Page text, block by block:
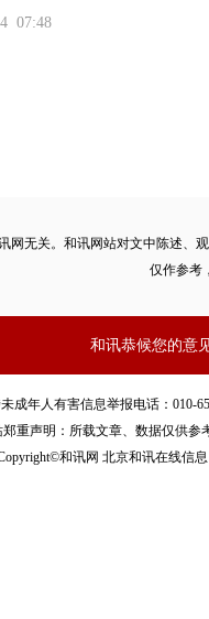
07:48
网无关。和讯网站对文中陈述
仅作参考
和讯恭候您的意
成年人有害信息举报电话：010-
郑重声明：所载文章、数据仅供参
和讯网 北京和讯在线信